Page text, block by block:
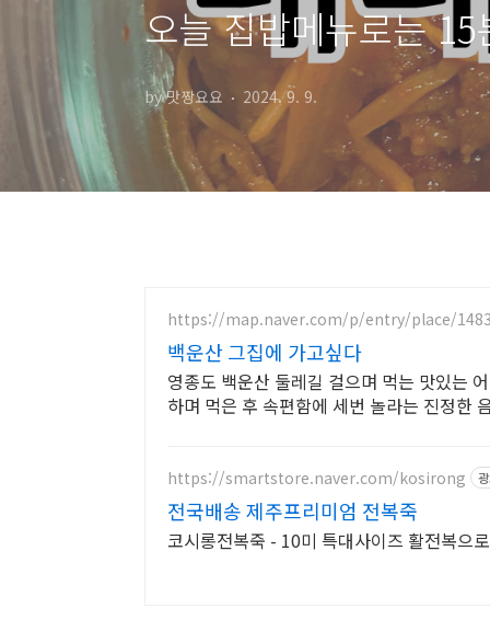
오늘 집밥메뉴로는
by 맛짱요요 2024. 9. 9.
https://map.naver.com/p/entry/place/
백운산 그집에 가고싶다
영종도 백운산 둘레길 걸으며 먹는 맛있는
하며 먹은 후 속편함에 세번 놀라는 진정한
https://smartstore.naver.com/kosirong
전국배송 제주프리미엄 전복죽
코시롱전복죽 - 10미 특대사이즈 활전복으